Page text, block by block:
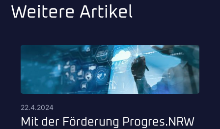
Weitere Artikel
22.4.2024
Mit der Förderung Progres.NRW